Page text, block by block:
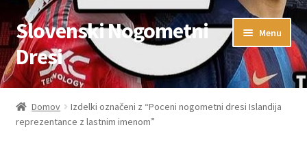
Skip
to
navigation
Skip
to
content
Slovenski Nogometni
Dresi
Menu
Domov
Blog
Domov
Izdelki označeni z “Poceni nogometni dresi Islandija
reprezentance z lastnim imenom”